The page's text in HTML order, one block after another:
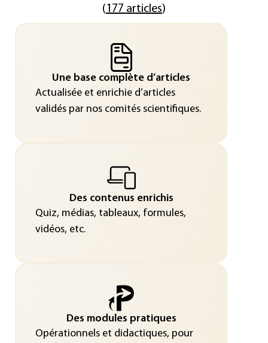
(177 articles)
Une base complète d’articles
Actualisée et enrichie d’articles
validés par nos comités scientifiques.
Des contenus enrichis
Quiz, médias, tableaux, formules,
vidéos, etc.
Des modules pratiques
Opérationnels et didactiques, pour